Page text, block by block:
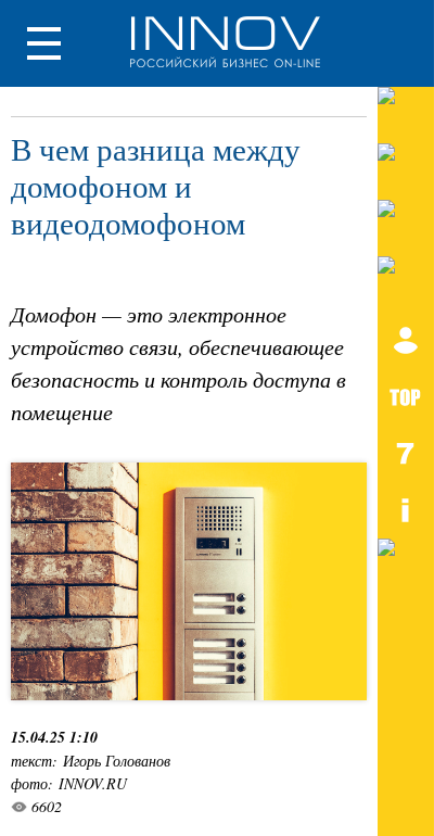
В чем разница между
домофоном и
видеодомофоном
Домофон — это электронное
устройство связи, обеспечивающее
безопасность и контроль доступа в
помещение
15.04.25 1:10
текст: Игорь Голованов
фото: INNOV.RU
6602